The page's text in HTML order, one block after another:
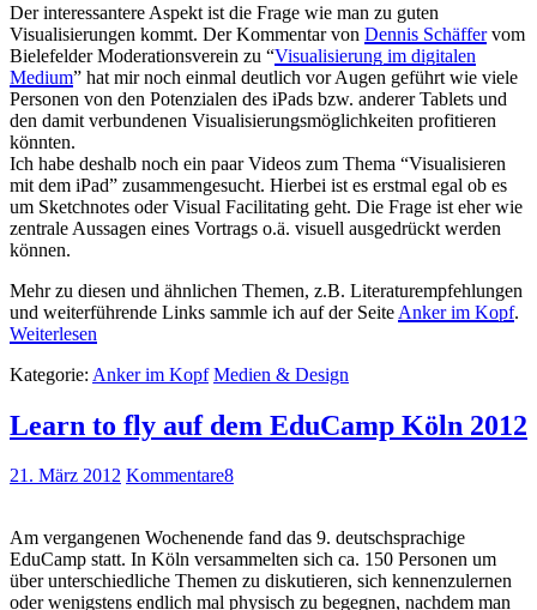
Der interessantere Aspekt ist die Frage wie man zu guten
Visualisierungen kommt. Der Kommentar von Dennis Schäffervom
Bielefelder Moderationsverein zu “Visualisierung im digitalen
Medium” hat mir noch einmal deutlich vor Augen geführt wie viele
Personen von den Potenzialen des iPads bzw. anderer Tablets und
den damit verbundenen Visualisierungsmöglichkeiten profitieren
könnten.
Ich habe deshalb noch ein paar Videos zum Thema “Visualisieren
mit dem iPad” zusammengesucht. Hierbei ist es erstmal egal ob es
um Sketchnotes oder Visual Facilitating geht. Die Frage ist eher wie
zentrale Aussagen eines Vortrags o.ä. visuell ausgedrückt werden
können.
Mehr zu diesen und ähnlichen Themen, z.B. Literaturempfehlungen
und weiterführende Links sammle ich auf der Seite Anker im Kopf.
Weiterlesen
Kategorie: Anker im Kopf Medien & Design
Learn to fly auf dem EduCamp Köln 2012
21. März 2012 Kommentare8
Am vergangenen Wochenende fand das 9. deutschsprachige
EduCamp statt. In Köln versammelten sich ca. 150 Personen um
über unterschiedliche Themen zu diskutieren, sich kennenzulernen
oder wenigstens endlich mal physisch zu begegnen, nachdem man